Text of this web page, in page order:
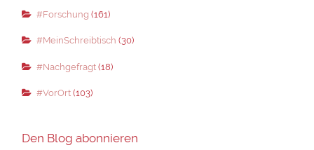
#Forschung (161)
#MeinSchreibtisch (30)
#Nachgefragt(18)
#VorOrt(103)
Den Blog abonnieren